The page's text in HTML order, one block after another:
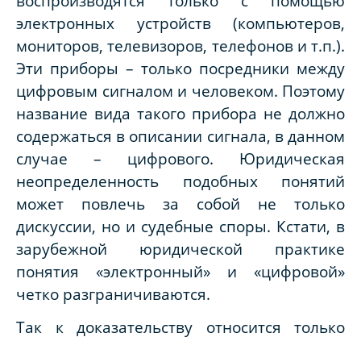
электронных устройств (компьютеров,
мониторов, телевизоров, телефонов и т.п.).
Эти приборы – только посредники между
цифровым сигналом и человеком. Поэтому
название вида такого прибора не должно
содержаться в описании сигнала, в данном
случае – цифрового. Юридическая
неопределенность подобных понятий
может повлечь за собой не только
дискуссии, но и судебные споры. Кстати, в
зарубежной юридической практике
понятия «электронный» и «цифровой»
четко разграничиваются.
Так к доказательству относится только